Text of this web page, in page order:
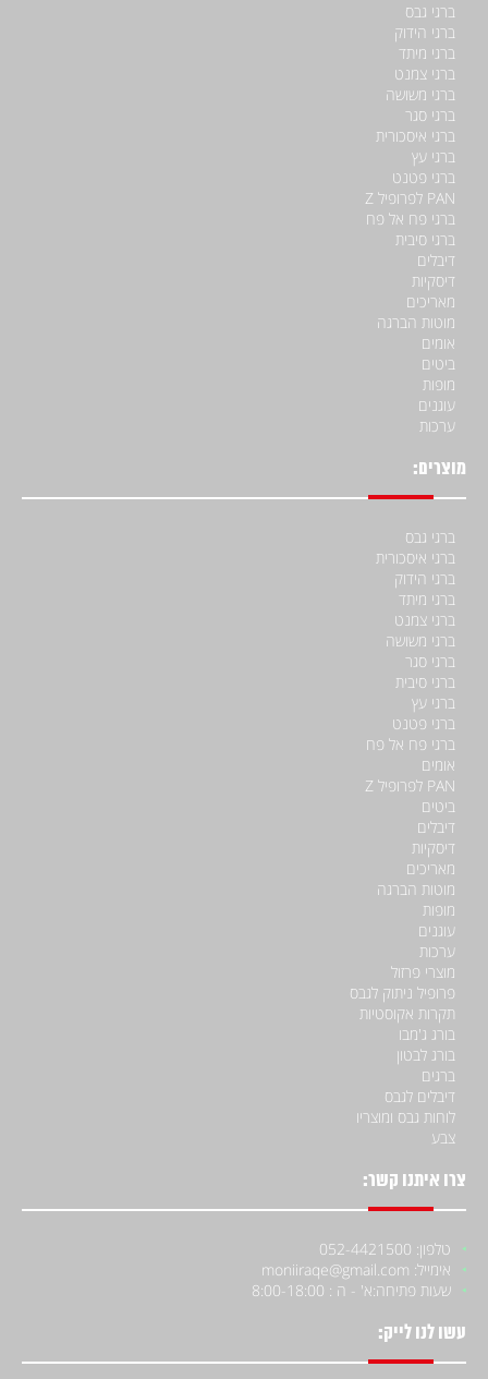
ברגי גבס
ברגי הידוק
ברגי מיתד
ברגי צמנט
ברגי משושה
ברגי סגר
ברגי איסכורית
ברגי עץ
ברגי פטנט
PAN לפרופיל Z
ברגי פח אל פח
ברגי סיבית
דיבלים
דיסקיות
מאריכים
מוטות הברגה
אומים
ביטים
מופות
עוגנים
ערכות
מוצרים:
ברגי גבס
ברגי איסכורית
ברגי הידוק
ברגי מיתד
ברגי צמנט
ברגי משושה
ברגי סגר
ברגי סיבית
ברגי עץ
ברגי פטנט
ברגי פח אל פח
אומים
PAN לפרופיל Z
ביטים
דיבלים
דיסקיות
מאריכים
מוטות הברגה
מופות
עוגנים
ערכות
מוצרי פרזול
פרופיל ניתוק לגבס
תקרות אקוסטיות
בורג ג'מבו
בורג לבטון
ברגים
דיבלים לגבס
לוחות גבס ומוצריו
צבע
צרו איתנו קשר:
טלפון: 052-4421500
אימייל: moniiraqe@gmail.com
שעות פתיחה:א' - ה : 8:00-18:00
עשו לנו לייק: